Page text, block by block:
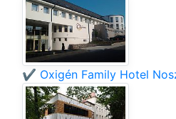
✔️ Oxigén Family Hotel